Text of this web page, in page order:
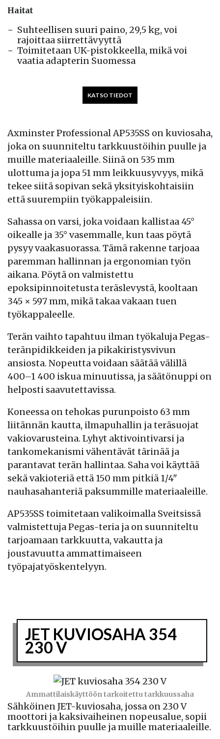
Axminster Professional AP535SS on kuviosaha,
joka on suunniteltu tarkkuustöihin puulle ja
muille materiaaleille. Siinä on 535 mm
ulottuma ja jopa 51 mm leikkuusyvyys, mikä
tekee siitä sopivan sekä yksityiskohtaisiin
että suurempiin työkappaleisiin.
Sahassa on varsi, joka voidaan kallistaa 45°
oikealle ja 35° vasemmalle, kun taas pöytä
pysyy vaakasuorassa. Tämä rakenne tarjoaa
paremman hallinnan ja ergonomian työn
aikana. Pöytä on valmistettu
epoksipinnoitetusta teräslevystä, kooltaan
345 × 597 mm, mikä takaa vakaan tuen
työkappaleelle.
Terän vaihto tapahtuu ilman työkaluja Pegas-
teränpidikkeiden ja pikakiristysvivun
ansiosta. Nopeutta voidaan säätää välillä
400–1 400 iskua minuutissa, ja säätönuppi on
helposti saavutettavissa.
Koneessa on tehokas purunpoisto 63 mm
liitännän kautta, ilmapuhallin ja teräsuojat
vakiovarusteina. Lyhyt aktivointivarsi ja
tankomekanismi vähentävät tärinää ja
parantavat terän hallintaa. Saha voi käyttää
sekä vakioteriä että 150 mm pitkiä 1/4"
nauhasahanteriä paksummille materiaaleille.
AP535SS toimitetaan valikoimalla Sveitsissä
valmistettuja Pegas-teria ja on suunniteltu
tarjoamaan tarkkuutta, vakautta ja
joustavuutta ammattimaiseen
työpajatyöskentelyyn.
Haitat
Suhteellisen suuri paino, 29,5 kg, voi
rajoittaa siirrettävyyttä
Toimitetaan UK-pistokkeella, mikä voi
vaatia adapterin Suomessa
KATSO TIEDOT
Ammattilaiskäyttöön tarkoitettu tarkkuussaha
JET KUVIOSAHA 354
230 V
Sähköinen JET-kuviosaha, jossa on 230 V
moottori ja kaksivaiheinen nopeusalue, sopii
tarkkuustöihin puulle ja muille materiaaleille.